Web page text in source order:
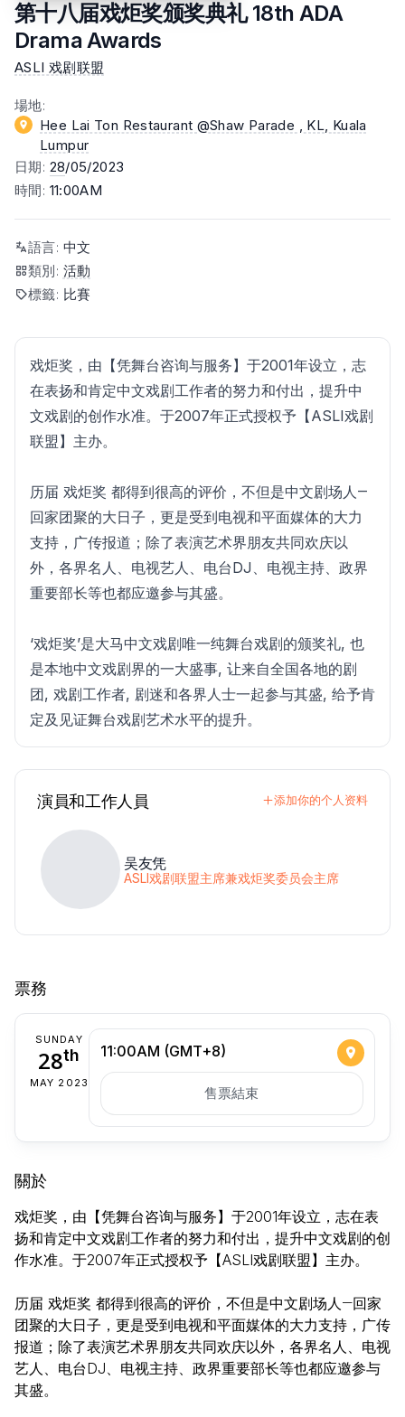
第十八届戏炬奖颁奖典礼 18th ADA
Drama Awards
ASLI 戏剧联盟
場地:
Hee Lai Ton Restaurant @Shaw Parade , KL , Kuala
Lumpur
日期: 28/05/2023
時間: 11:00AM
語言: 中文
類別: 活動
標籤: 比賽
戏炬奖，由【凭舞台咨询与服务】于2001年设立，志
在表扬和肯定中文戏剧工作者的努力和付出，提升中
文戏剧的创作水准。于2007年正式授权予【ASLI戏剧
联盟】主办。
历届 戏炬奖 都得到很高的评价，不但是中文剧场人―
回家团聚的大日子，更是受到电视和平面媒体的大力
支持，广传报道；除了表演艺术界朋友共同欢庆以
外，各界名人、电视艺人、电台DJ、电视主持、政界
重要部长等也都应邀参与其盛。
‘戏炬奖’是大马中文戏剧唯一纯舞台戏剧的颁奖礼, 也
是本地中文戏剧界的一大盛事, 让来自全国各地的剧
团, 戏剧工作者, 剧迷和各界人士一起参与其盛, 给予肯
定及见证舞台戏剧艺术水平的提升。
演員和工作人員 添加你的个人资料
吴友凭
ASLI戏剧联盟主席兼戏炬奖委员会主席
票務
SUNDAY
28th
MAY 2023
11:00AM (GMT+8)
售票結束
關於
戏炬奖，由【凭舞台咨询与服务】于2001年设立，志在表
扬和肯定中文戏剧工作者的努力和付出，提升中文戏剧的创
作水准。于2007年正式授权予【ASLI戏剧联盟】主办。
历届 戏炬奖 都得到很高的评价，不但是中文剧场人―回家
团聚的大日子，更是受到电视和平面媒体的大力支持，广传
报道；除了表演艺术界朋友共同欢庆以外，各界名人、电视
艺人、电台DJ、电视主持、政界重要部长等也都应邀参与
其盛。